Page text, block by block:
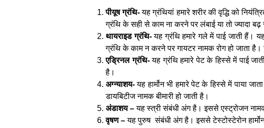
पीयूष ग्रंथि-यह ग्रंथियां हमारे शरीर की वृद्धि को
ग्रंथि के सही से काम ना करने पर लंबाई या तो ज्यादा बढ़
थायराइड ग्रंथि-यह ग्रंथि हमारे गले में पाई जाती हैं।
ग्रंथि के काम न करने पर गायटर नामक रोग हो जाता
एड्रिनल ग्रंथि-यह ग्रंथि हमारे पेट के हिस्से में पाई
है।
अग्न्याशय-यह हार्मोन भी हमारे पेट के हिस्से में पाया
डायबिटीज नामक बीमारी हो जाती है।
अंडाशय –यह स्त्री संबंधी अंग है। इससे एस्ट्रोजन नामक
वृषण –यह पुरुष संबंधी अंग है। इससे टेस्टोस्टेरोन हार्मोन